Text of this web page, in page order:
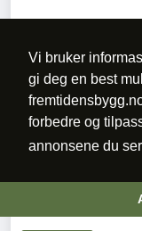
Vi bruker
gi deg en best
forbedre og
annonsene du